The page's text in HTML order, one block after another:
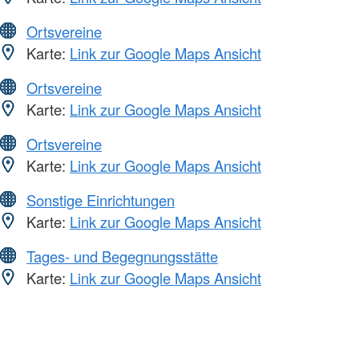
Ortsvereine
Karte: Link zur Google Maps Ansicht
Ortsvereine
Karte: Link zur Google Maps Ansicht
Ortsvereine
Karte: Link zur Google Maps Ansicht
Sonstige Einrichtungen
Karte: Link zur Google Maps Ansicht
Tages- und Begegnungsstätte
Karte: Link zur Google Maps Ansicht